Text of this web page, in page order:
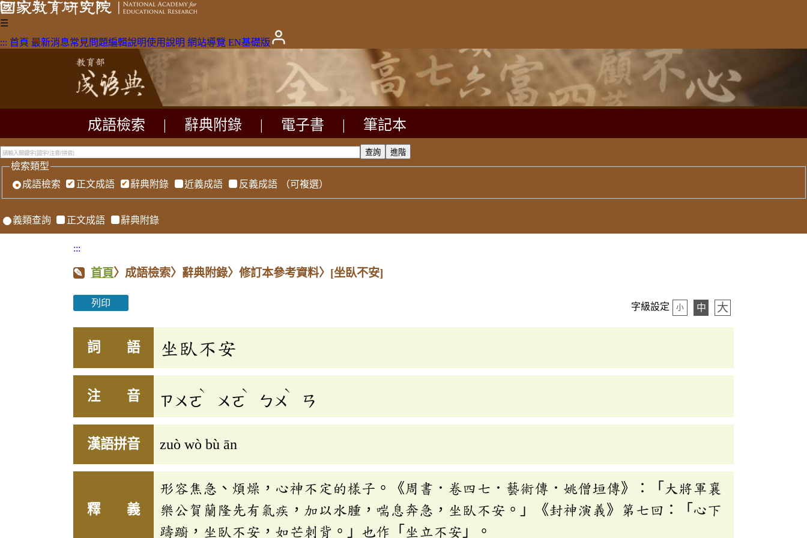
☰
::: 首頁 最新消息常見問題編輯說明使用說明 網站導覽 EN基礎版
成語檢索 辭典附錄 電子書 筆記本
檢索類型
成語檢索
正文成語 辭典附錄 近義成語 反義成語 （可複選）
義類查詢 正文成語 辭典附錄
:::
首頁〉成語檢索〉辭典附錄〉修訂本參考資料〉 [坐臥不安]
列印 字級設定 小 中 大
詞 語 坐臥不安
注 音 ㄗㄨㄛ
ˋ
ㄨㄛ
ˋ
ㄅㄨ
ˋ
ㄢ
漢語拼音 zuò wò bù ān
釋 義
形容焦急、煩燥，心神不定的樣子。《周書．卷四七．藝術傳．姚僧垣傳》：「大將軍襄
樂公賀蘭隆先有氣疾，加以水腫，喘息奔急，坐臥不安。」《封神演義》第七回：「心下
躊躕，坐臥不安，如芒刺背。」也作「坐立不安」。